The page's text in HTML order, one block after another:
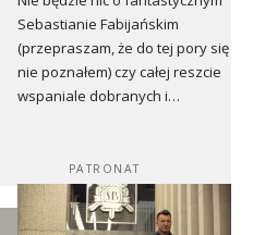
Sebastianie Fabijańskim
(przepraszam, że do tej pory się
nie poznałem) czy całej reszcie
wspaniale dobranych i…
PATRONAT